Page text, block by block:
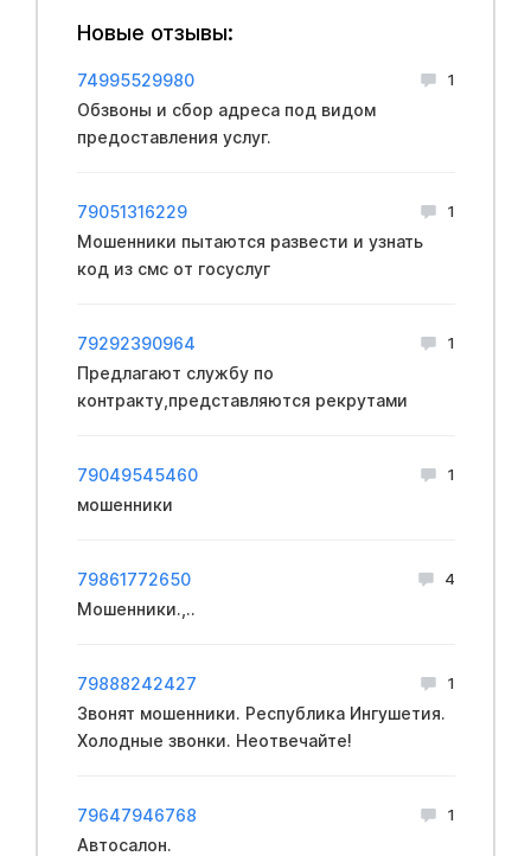
Новые отзывы:
74995529980 1
Обзвоны и сбор адреса под видом
предоставления услуг.
79051316229 1
Мошенники пытаются развести и узнать
код из смс от госуслуг
79292390964 1
Предлагают службу по
контракту,представляются рекрутами
79049545460 1
мошенники
79861772650 4
Мошенники.,..
79888242427 1
Звонят мошенники. Республика Ингушетия.
Холодные звонки. Неотвечайте!
79647946768 1
Автосалон.